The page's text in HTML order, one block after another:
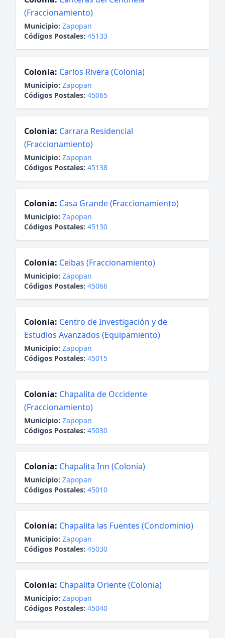
(Fraccionamiento)
Municipio: Zapopan
Códigos Postales: 45133
Colonia: Carlos Rivera (Colonia)
Municipio: Zapopan
Códigos Postales: 45065
Colonia: Carrara Residencial
(Fraccionamiento)
Municipio: Zapopan
Códigos Postales: 45138
Colonia: Casa Grande (Fraccionamiento)
Municipio: Zapopan
Códigos Postales: 45130
Colonia: Ceibas (Fraccionamiento)
Municipio: Zapopan
Códigos Postales: 45066
Colonia: Centro de Investigación y de
Estudios Avanzados (Equipamiento)
Municipio: Zapopan
Códigos Postales: 45015
Colonia: Chapalita de Occidente
(Fraccionamiento)
Municipio: Zapopan
Códigos Postales: 45030
Colonia: Chapalita Inn (Colonia)
Municipio: Zapopan
Códigos Postales: 45010
Colonia: Chapalita las Fuentes (Condominio)
Municipio: Zapopan
Códigos Postales: 45030
Colonia: Chapalita Oriente (Colonia)
Municipio: Zapopan
Códigos Postales: 45040